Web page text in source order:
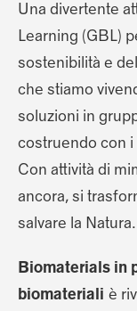
Una divertente
Learning (GBL)
sostenibilità e
che stiamo
soluzioni in
costruendo con
Con attività di
ancora, si
salvare la Natura.
Biomaterials in
biomateriali è